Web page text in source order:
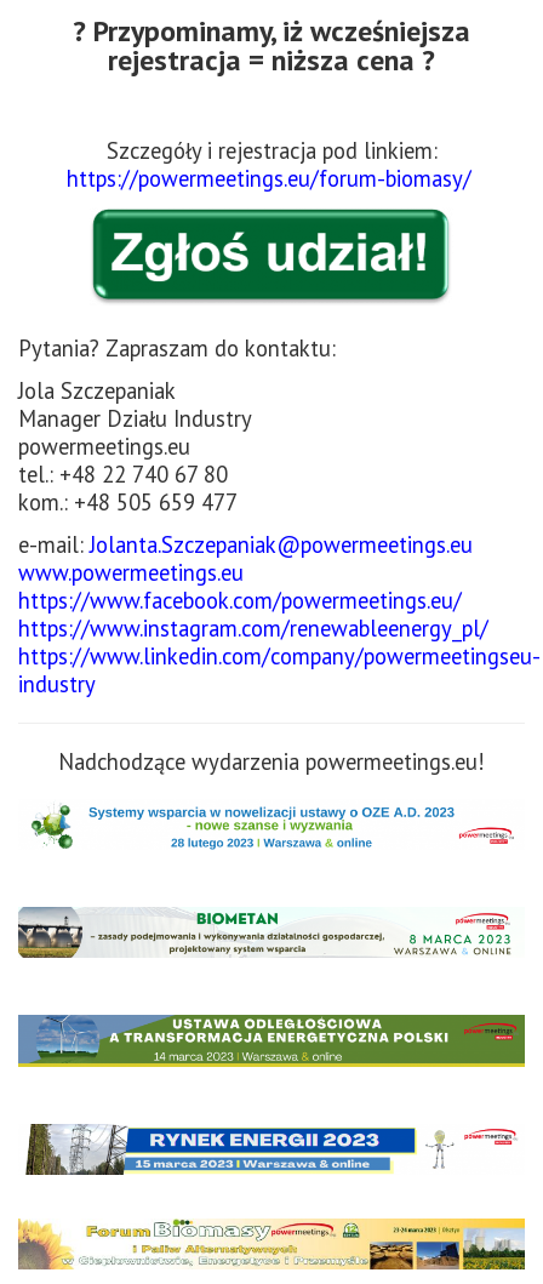
? Przypominamy, iż wcześniejsza
rejestracja = niższa cena ?
Szczegóły i rejestracja pod linkiem:
https://powermeetings.eu/forum-biomasy/
Pytania? Zapraszam do kontaktu:
Jola Szczepaniak
Manager Działu Industry
powermeetings.eu
tel.: +48 22 740 67 80
kom.: +48 505 659 477
e-mail:Jolanta.Szczepaniak@powermeetings.eu
www.powermeetings.eu
https://www.facebook.com/powermeetings.eu/
https://www.instagram.com/renewableenergy_pl/
https://www.linkedin.com/company/powermeetingseu-
industry
Nadchodzące wydarzenia powermeetings.eu!